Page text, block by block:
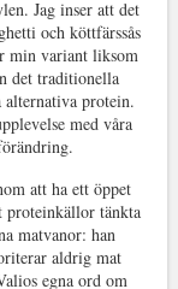
Jag inser att det
och köttfärssås
min variant liksom
det traditionella
alternativa protein.
med våra
att ha ett öppet
proteinkällor tänkta
matvanor: han
aldrig mat
egna ord om